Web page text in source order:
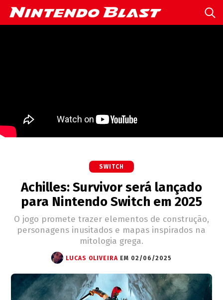
SWITCH
Achilles: Survivor será lançado
para Nintendo Switch em 2025
O jogo promete trazer elementos de construção,
personagens inusitados e mapas inspirados na
mitologia grega.
LUCAS OLIVEIRA EM 02/06/2025